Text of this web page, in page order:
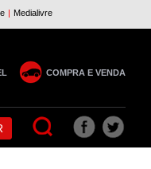
COMPRA E VENDA